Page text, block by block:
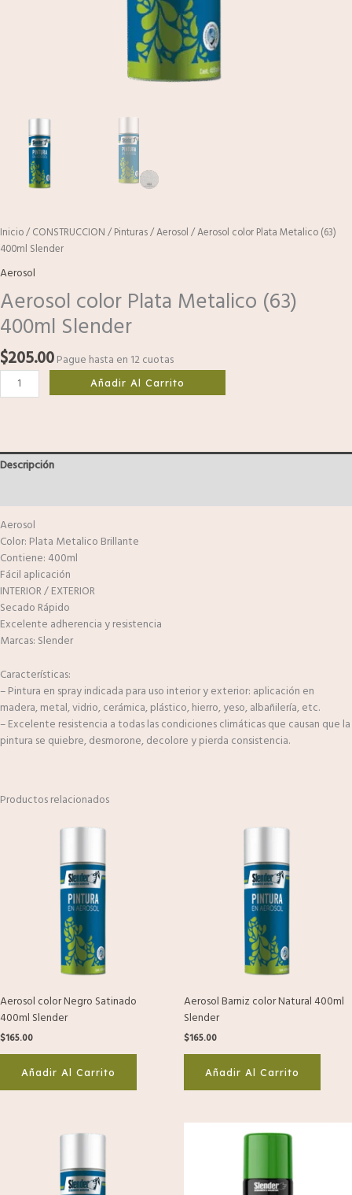
Inicio/CONSTRUCCION /Pinturas/Aerosol / Aerosol color Plata Metalico (63)
400ml Slender
Aerosol
Aerosol color Plata Metalico (63)
400ml Slender
$205.00Pague hasta en 12 cuotas
Añadir Al Carrito
Descripción
Aerosol
Color: Plata Metalico Brillante
Contiene: 400ml
Fácil aplicación
INTERIOR / EXTERIOR
Secado Rápido
Excelente adherencia y resistencia
Marcas: Slender
Características:
– Pintura en spray indicada para uso interior y exterior: aplicación en
madera, metal, vidrio, cerámica, plástico, hierro, yeso, albañilería, etc.
– Excelente resistencia a todas las condiciones climáticas que causan que la
pintura se quiebre, desmorone, decolore y pierda consistencia.
Productos relacionados
Aerosol color Negro Satinado
400ml Slender
$165.00
Añadir Al Carrito
Aerosol Barniz color Natural 400ml
Slender
$165.00
Añadir Al Carrito